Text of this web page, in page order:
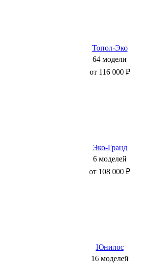
Топол-Эко
64 модели
от 116 000 ₽
Эко-Гранд
6 моделей
от 108 000 ₽
Юнилос
16 моделей